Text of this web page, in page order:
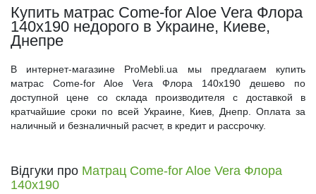
Купить матрас Come-for Aloe Vera Флора
140x190 недорого в Украине, Киеве,
Днепре
В интернет-магазине ProMebli.ua мы предлагаем купить
матрас Come-for Aloe Vera Флора 140x190 дешево по
доступной цене со склада производителя с доставкой в
кратчайшие сроки по всей Украине, Киев, Днепр. Оплата за
наличный и безналичный расчет, в кредит и рассрочку.
Відгуки про Матрац Come-for Aloe Vera Флора
140x190